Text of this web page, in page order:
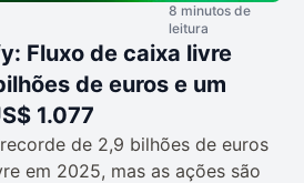
8 minutos de
leitura
Fluxo de caixa livre
de euros e um
1.077
de 2,9 bilhões de euros
em 2025, mas as ações são